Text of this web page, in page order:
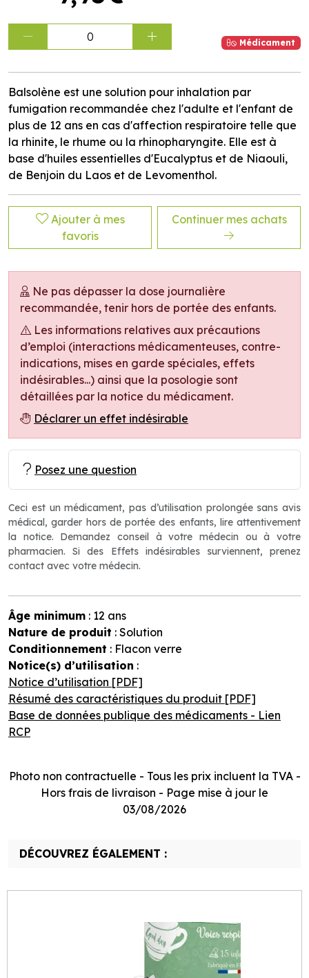
0 Médicament
Balsolène est une solution pour inhalation par
fumigation recommandée chez l'adulte et l'enfant de
plus de 12 ans en cas d'affection respiratoire telle que
la rhinite, le rhume ou la rhinopharyngite. Elle est à
base d'huiles essentielles d'Eucalyptus et de Niaouli,
de Benjoin du Laos et de Levomenthol.
Ajouter à mes
favoris
Continuer mes achats
Ne pas dépasser la dose journalière
recommandée, tenir hors de portée des enfants.
Les informations relatives aux précautions
d’emploi (interactions médicamenteuses, contre-
indications, mises en garde spéciales, effets
indésirables...) ainsi que la posologie sont
détaillées par la notice du médicament.
Déclarer un effet indésirable
Posez une question
Ceci est un médicament, pas d’utilisation prolongée sans avis
médical, garder hors de portée des enfants, lire attentivement
la notice. Demandez conseil à votre médecin ou à votre
pharmacien. Si des Effets indésirables surviennent, prenez
contact avec votre médecin.
Âge minimum : 12 ans
Nature de produit : Solution
Conditionnement : Flacon verre
Notice(s) d’utilisation :
Notice d’utilisation [PDF]
Résumé des caractéristiques du produit [PDF]
Base de données publique des médicaments - Lien
RCP
Photo non contractuelle - Tous les prix incluent la TVA -
Hors frais de livraison - Page mise à jour le
03/08/2026
DÉCOUVREZ ÉGALEMENT :